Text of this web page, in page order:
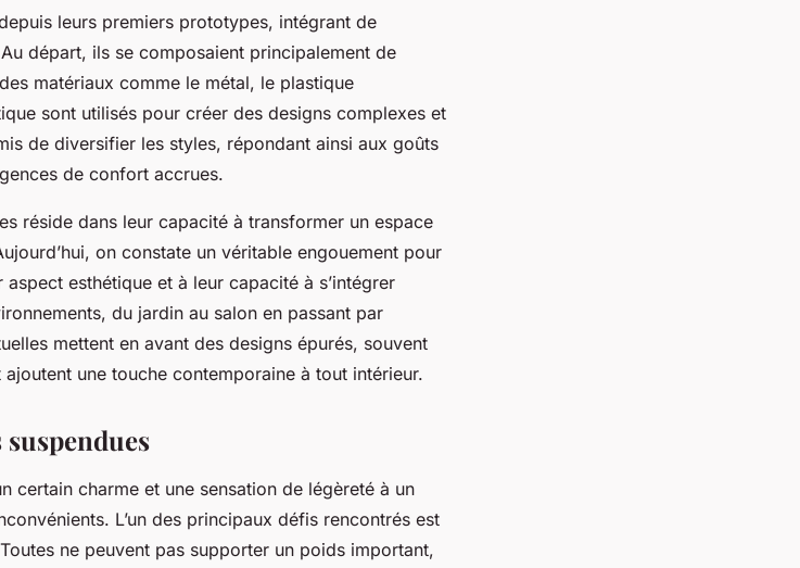
leurs premiers prototypes, intégrant de
départ, ils se composaient principalement de
matériaux comme le métal, le plastique
sont utilisés pour créer des designs complexes et
de diversifier les styles, répondant ainsi aux goûts
de confort accrues.
réside dans leur capacité à transformer un espace
on constate un véritable engouement pour
esthétique et à leur capacité à s’intégrer
du jardin au salon en passant par
mettent en avant des designs épurés, souvent
une touche contemporaine à tout intérieur.
certain charme et une sensation de légèreté à un
L’un des principaux défis rencontrés est
ne peuvent pas supporter un poids important,